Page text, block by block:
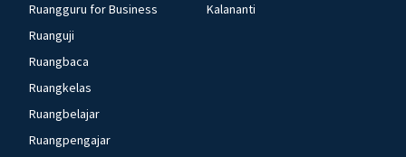
Ruangguru for Business
Ruanguji
Ruangbaca
Ruangkelas
Ruangbelajar
Ruangpengajar
Kalananti